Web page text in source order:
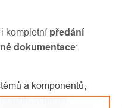
kompletní předání
dokumentace:
a komponentů,
schéma